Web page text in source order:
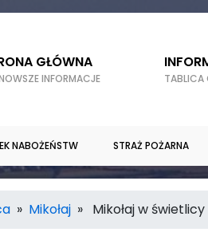
GŁÓWNA
INFORMACJE TABLICA
NABOŻEŃSTW STRAŻ POŻARNA
» Mikołaj » Mikołaj w świetlicy